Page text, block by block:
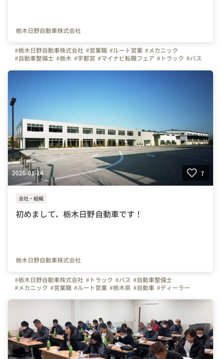
栃木日野自動車株式会社
#栃木日野自動車株式会社 #営業職 #ルート営業 #メカニック
#自動車整備士 #栃木 #宇都宮 #マイナビ転職フェア #トラック #バス
2026-01-14 7
会社・組織
初めまして、栃木日野自動車です！
栃木日野自動車株式会社
#栃木日野自動車株式会社 #トラック #バス #自動車整備士
#メカニック #営業職 #ルート営業 #栃木県 #自動車 #ディーラー